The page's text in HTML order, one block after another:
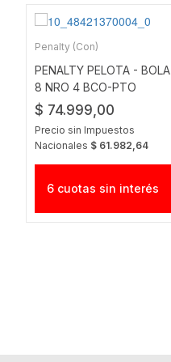
Penalty (Con)
PENALTY PELOTA - BOLA
8 NRO 4 BCO-PTO
$ 74.999,00
Precio sin Impuestos
Nacionales $ 61.982,64
6 cuotas sin interés